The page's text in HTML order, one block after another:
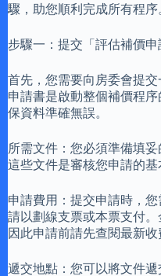
驟，助您順利完成所有程序
步驟一：提交「評估補價申
首先，您需要向房委會提
申請書是啟動整個補價程
保資料準確無誤。
所需文件：您必須準備填
這些文件是審核您申請的基
申請費用：提交申請時，
請以劃線支票或本票支付。
因此申請前請先查閱最新收
遞交地點：您可以將文件